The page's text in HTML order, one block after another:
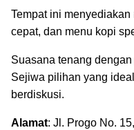
Tempat ini
cepat, dan menu kopi
Suasana tenang
Sejiwa pilihan yang
berdiskusi.
Alamat: Jl. Progo No.